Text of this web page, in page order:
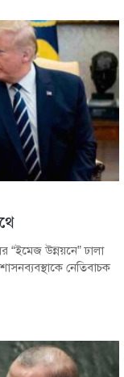
“ইমেজ উন্নয়নে” ঢালা
নেতিবাচক